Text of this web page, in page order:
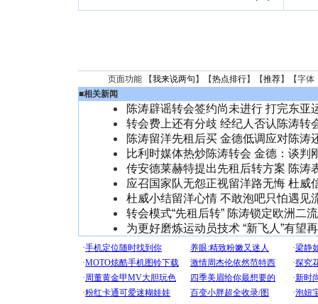
页面功能 【我来说两句 】【热点排行】【推荐】【字体
■相关新闻
陈涛辟谣转会签约尚未进行 打完东亚
转会费上还有分歧 经纪人否认陈涛转
陈涛留洋先租后买 金德低调应对陈涛
比利时媒体热炒陈涛转会 金德：谈判
传安德莱赫特提出先租后转方案 陈涛
应召国家队无怨正视留洋路无悔 杜威
杜威小结留洋心情 不敢泡吧只怕遇见
转会模式“先租后转” 陈涛锁定欧洲二
为更好磨炼运动员技术 “新飞人”有望